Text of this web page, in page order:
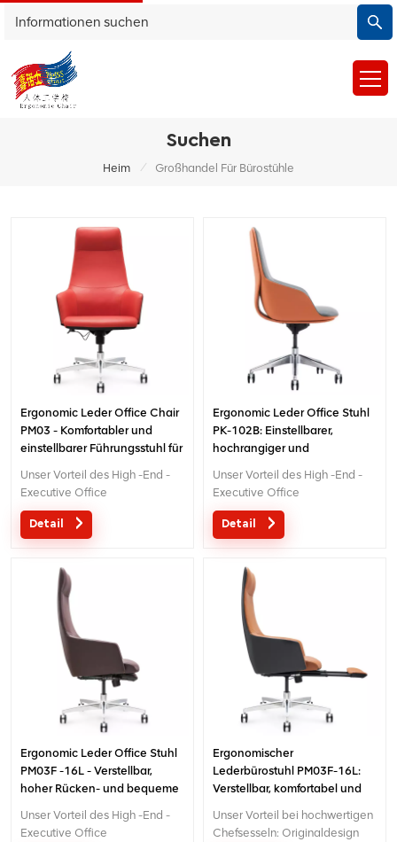
Suchen
Heim / Großhandel Für Bürostühle
Ergonomic Leder Office Chair
PM03 - Komfortabler und
einstellbarer Führungsstuhl für
Unser Vorteil des High -End -
Executive Office
Chair: Ursprüngliches Design
mit Patent in China;
Jahre Garantie;
Detail
Ergonomic Leder Office Stuhl
PK-102B: Einstellbarer,
hochrangiger und
Unser Vorteil des High -End -
Executive Office
Chair: Ursprüngliches Design
mit Patent in China;
Jahre Garantie;
Detail
Ergonomic Leder Office Stuhl
PM03F -16L - Verstellbar,
hoher Rücken- und bequeme
Büro-/Hausgebrauch
Unser Vorteil des High -End -
Executive Office
Ergonomischer
Lederbürostuhl PM03F-16L:
Verstellbar, komfortabel und
Unser Vorteil bei hochwertigen
Chefsesseln: Originaldesign